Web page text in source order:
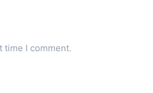
time I comment.